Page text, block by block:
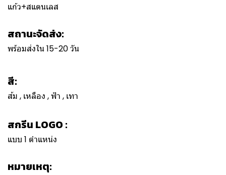
แก้ว+สแตนเลส
สถานะจัดส่ง:
พร้อมส่งใน 15-20 วัน
สี:
ส้ม , เหลือง , ฟ้า , เทา
สกรีน LOGO :
แบบ 1 ตำแหน่ง
หมายเหตุ: